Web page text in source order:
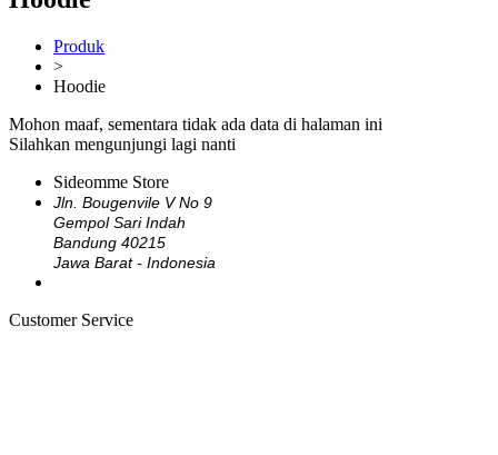
Produk
>
Hoodie
Mohon maaf, sementara tidak ada data di halaman ini
Silahkan mengunjungi lagi nanti
Sideomme Store
Jln. Bougenvile V No 9
Gempol Sari Indah
Bandung 40215
Jawa Barat - Indonesia
Customer Service